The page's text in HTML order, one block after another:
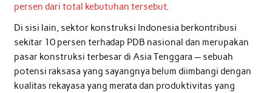
persen dari total kebutuhan tersebut.
Di sisi lain, sektor konstruksi Indonesia berkontribusi
sekitar 10 persen terhadap PDB nasional dan merupakan
pasar konstruksi terbesar di Asia Tenggara — sebuah
potensi raksasa yang sayangnya belum diimbangi dengan
kualitas rekayasa yang merata dan produktivitas yang